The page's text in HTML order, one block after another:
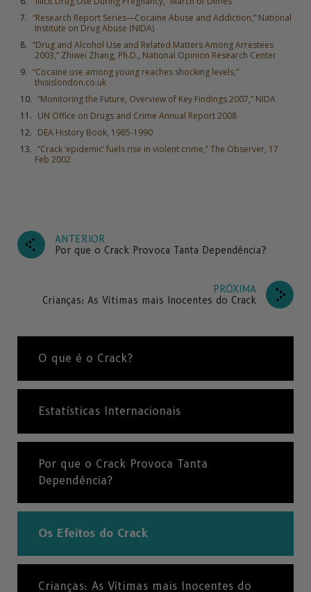
“Research Report Series—Cocaine Abuse and Addiction,” National
Institute on Drug Abuse (NIDA)
“Drug and Alcohol Use and Related Matters Among Arrestees
2003,” Zhiwei Zhang, Ph.D., National Opinion Research Center
“Cocaine use among young reaches shocking levels,”
thisislondon.co.uk
“Monitoring the Future, Overview of Key Findings 2007,” NIDA
UN Office on Drugs and Crime Annual Report 2008
DEA History Book, 1985-1990
“Crack ‘epidemic’ fuels rise in violent crime,” The Observer, 17
Feb 2002
ANTERIOR
Por que o Crack Provoca Tanta Dependência?
PRÓXIMA
Crianças: As Vítimas mais Inocentes do Crack
O que é o Crack?
Estatísticas Internacionais
Por que o Crack Provoca Tanta
Dependência?
Os Efeitos do Crack
Crianças: As Vítimas mais Inocentes do